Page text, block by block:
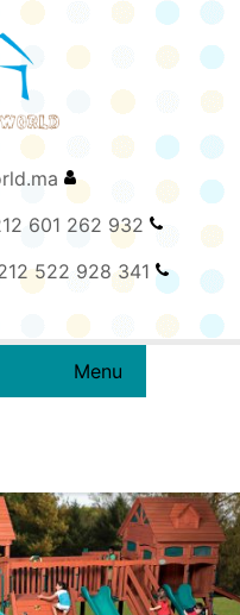
601 262 932
522 928 341
Menu